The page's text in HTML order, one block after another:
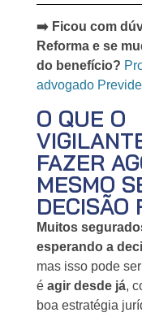
➡️ Ficou com
Reforma e se
do benefício?
advogado
O QUE O
FAZER
MESMO
DECISÃO
Muitos
esperando a
mas isso pode
é agir desde já,
boa estratégia